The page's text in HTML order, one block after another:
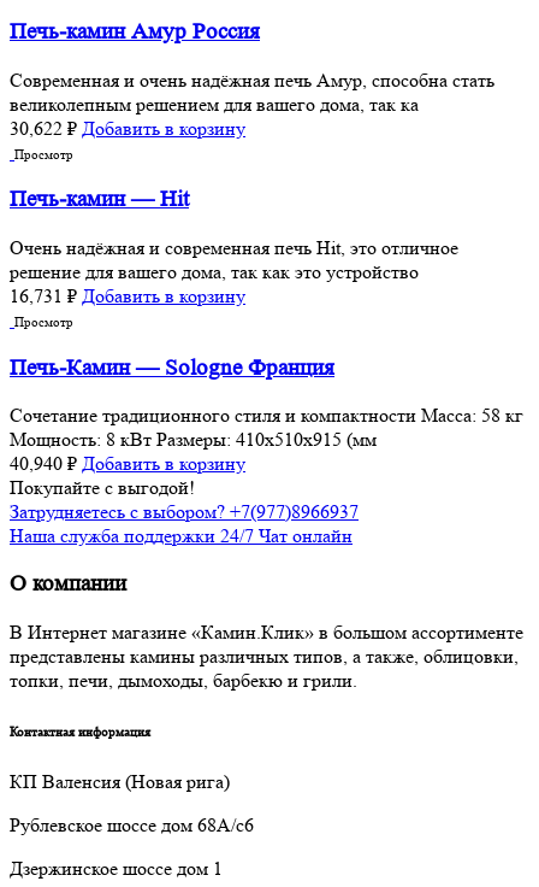
Печь-камин Амур Россия
Современная и очень надёжная печь Амур, способна стать
великолепным решением для вашего дома, так ка
30,622 ₽ Добавить в корзину
Просмотр
Печь-камин — Hit
Очень надёжная и современная печь Hit, это отличное
решение для вашего дома, так как это устройство
16,731 ₽ Добавить в корзину
Просмотр
Печь-Камин — Sologne Франция
Сочетание традиционного стиля и компактности Масса: 58 кг
Мощность: 8 кВт Размеры: 410x510x915 (мм
40,940 ₽ Добавить в корзину
Покупайте с выгодой!
Затрудняетесь с выбором? +7(977)8966937
Наша служба поддержки 24/7 Чат онлайн
О компании
В Интернет магазине «Камин.Клик» в большом ассортименте
представлены камины различных типов, а также, облицовки,
топки, печи, дымоходы, барбекю и грили.
Контактная информация
КП Валенсия (Новая рига)
Рублевское шоссе дом 68А/с6
Дзержинское шоссе дом 1